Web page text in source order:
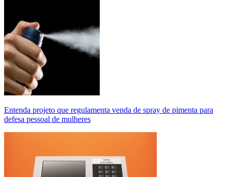
Entenda projeto que regulamenta venda de spray de pimenta para
defesa pessoal de mulheres